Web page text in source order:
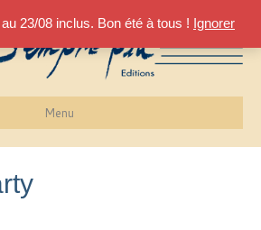
23/08 inclus. Bon été à tous ! Ignorer
Menu